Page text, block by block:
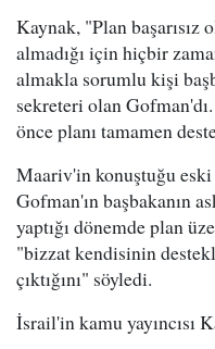
Kaynak, "Plan başarısız
almadığı için hiçbir
almakla sorumlu kişi
sekreteri olan
önce planı tamamen
Maariv'in konuştuğu
Gofman'ın başbakanın
yaptığı dönemde plan
"bizzat kendisinin
çıktığını" söyledi.
İsrail'in kamu yayıncısı